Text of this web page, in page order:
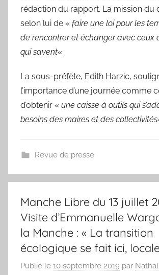
rédaction du rapport. La mission du
selon lui de « faire une loi pour les
de rencontrer et échanger avec ceux
qui savent« .
La sous-préfète, Edith Harzic,
l’importance d’une journée comme
d’obtenir « une caisse à outils qui
besoins des maires et des collectivités
Revue de presse
Manche Libre du 13 juillet
Visite d’Emmanuelle
la Manche : « La transition
écologique se fait ici,
Publié le 10 septembre 2019 par